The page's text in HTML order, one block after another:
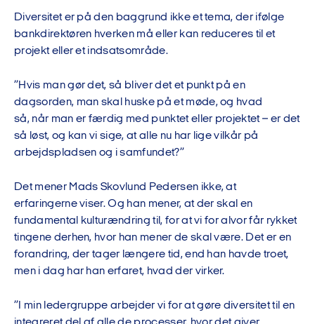
Diversitet er på den baggrund ikke et tema, der ifølge
bankdirektøren hverken må eller kan reduceres til et
projekt eller et indsatsområde.
”Hvis man gør det, så bliver det et punkt på en
dagsorden, man skal huske på et møde,og hvad
så, når man er færdig med punktet eller projektet– er det
så løst, og kanvisige, atalle nu har lige vilkår på
arbejdspladsen og i samfundet?”
Det mener Mads Skovlund Pedersen ikke, at
erfaringerne viser.Og han mener, at der skal en
fundamental kulturændring til, for at vi for alvor får rykket
tingene derhen, hvor han mener de skal være. Det er en
forandring, der tager længere tid,end han havde troet,
men i dag har han erfaret, hvad der virker.
”I min ledergruppe arbejder vi for atgøre diversitettil en